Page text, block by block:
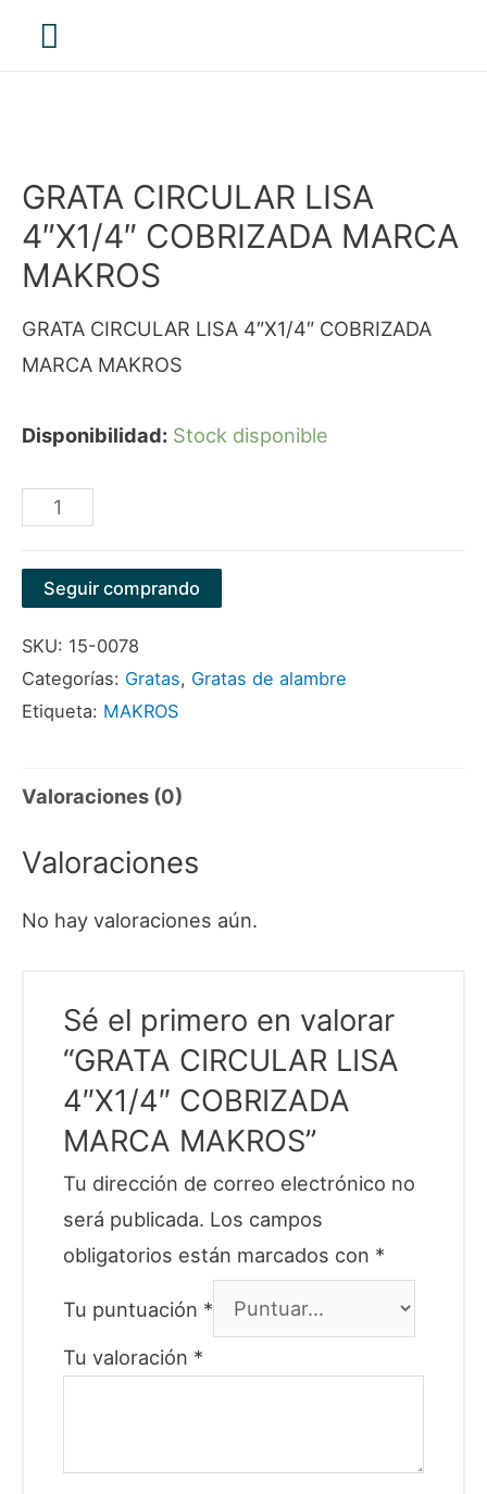
Menú
GRATA CIRCULAR LISA
4″X1/4″ COBRIZADA MARCA
MAKROS
GRATA CIRCULAR LISA 4″X1/4″ COBRIZADA
MARCA MAKROS
Disponibilidad: Stock disponible
GRATA
LISA
4"X1/4"
COBRIZADA
MARCA
MAKROS
Seguir comprando
SKU: 15-0078
Categorías: Gratas, Gratas de alambre
Etiqueta: MAKROS
Valoraciones (0)
Valoraciones
No hay valoraciones aún.
Sé el primero en valorar
“GRATA CIRCULAR LISA
4″X1/4″ COBRIZADA
MARCA MAKROS”
Tu dirección de correo electrónico no
será publicada. Los campos
obligatorios están marcados con *
Tu puntuación *
Tu valoración *